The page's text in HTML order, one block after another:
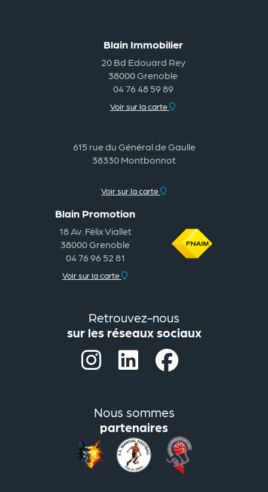
Blain Immobilier
20 Bd Edouard Rey
38000 Grenoble
04 76 48 59 89
Voir sur la carte
615 rue du Général de Gaulle
38330 Montbonnot
Voir sur la carte
Blain Promotion
18 Av. Félix Viallet
38000 Grenoble
04 76 96 52 81
Voir sur la carte
Retrouvez-nous
sur les réseaux sociaux
Nous sommes
partenaires